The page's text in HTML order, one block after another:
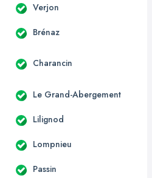
Verjon
Brénaz
Charancin
Le Grand-Abergement
Lilignod
Lompnieu
Passin